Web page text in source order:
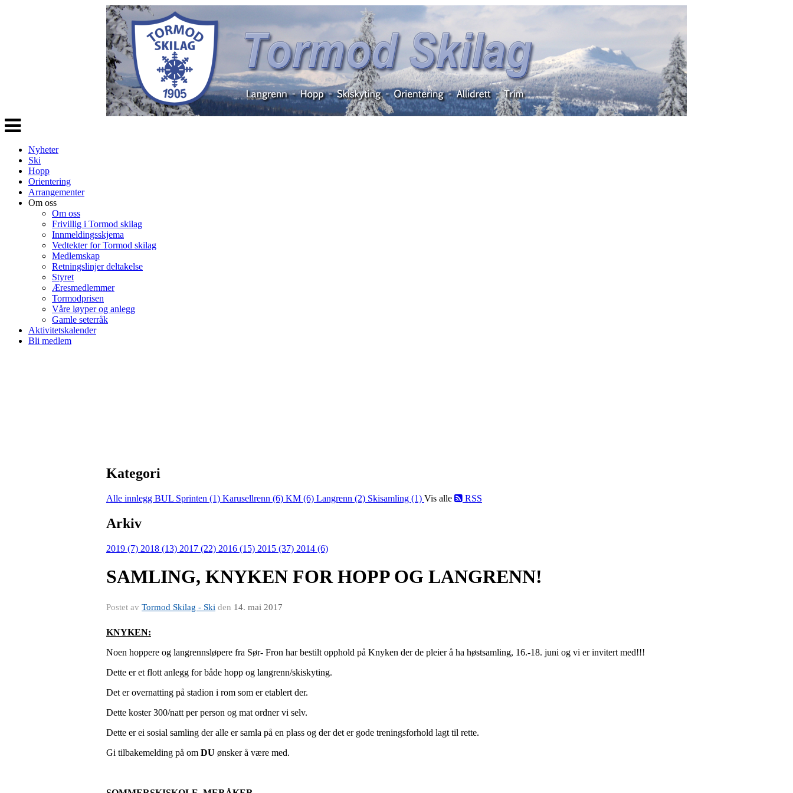
Veksle
navigasjon
Nyheter
Ski
Hopp
Orientering
Arrangementer
Om oss
Om oss
Frivillig i Tormod skilag
Innmeldingsskjema
Vedtekter for Tormod skilag
Medlemskap
Retningslinjer deltakelse
Styret
Æresmedlemmer
Tormodprisen
Våre løyper og anlegg
Gamle seterråk
Aktivitetskalender
Bli medlem
Kategori
Alle innlegg BUL Sprinten (1) Karusellrenn (6) KM (6) Langrenn (2) Skisamling (1) Vis alle RSS
Arkiv
2019 (7) 2018 (13) 2017 (22) 2016 (15) 2015 (37) 2014 (6)
SAMLING, KNYKEN FOR HOPP OG LANGRENN!
Postet av Tormod Skilag - Ski den 14. mai 2017
KNYKEN:
Noen hoppere og langrennsløpere fra Sør- Fron har bestilt opphold på Knyken der de pleier å ha høstsamling, 16.-18. juni og vi er invitert med!!!
Dette er et flott anlegg for både hopp og langrenn/skiskyting.
Det er overnatting på stadion i rom som er etablert der.
Dette koster 300/natt per person og mat ordner vi selv.
Dette er ei sosial samling der alle er samla på en plass og der det er gode treningsforhold lagt til rette.
Gi tilbakemelding på om DU ønsker å være med.